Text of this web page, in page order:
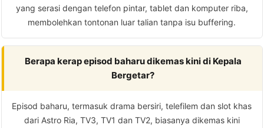
yang serasi dengan telefon pintar, tablet dan komputer riba,
membolehkan tontonan luar talian tanpa isu buffering.
Berapa kerap episod baharu dikemas kini di Kepala
Bergetar?
Episod baharu, termasuk drama bersiri, telefilem dan slot khas
dari Astro Ria, TV3, TV1 dan TV2, biasanya dikemas kini